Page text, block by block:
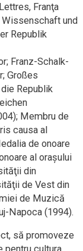
Franţa
und
Republik
Franz-Schalk-
Großes
Republik
Membru de
causa al
de onoare
al oraşului
din
de Vest din
de Muzică
Napoca (1994).
să promoveze
pentru cultura